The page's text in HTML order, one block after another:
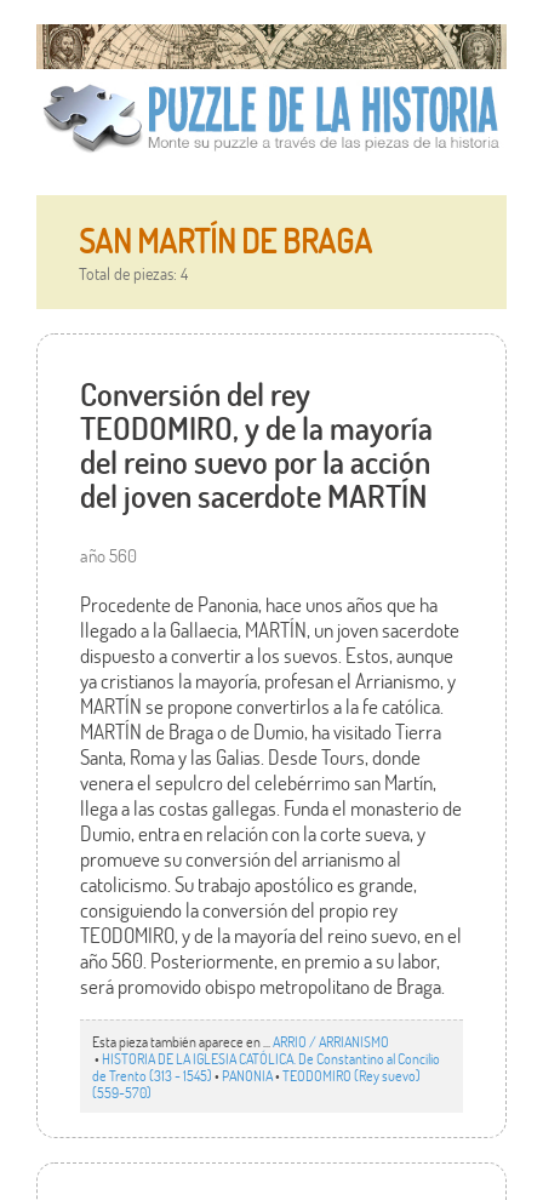
SAN MARTÍN DE BRAGA
Total de piezas: 4
Conversión del rey
TEODOMIRO, y de la mayoría
del reino suevo por la acción
del joven sacerdote MARTÍN
año 560
Procedente de Panonia, hace unos años que ha
llegado a la Gallaecia, MARTÍN, un joven sacerdote
dispuesto a convertir a los suevos. Estos, aunque
ya cristianos la mayoría, profesan el Arrianismo, y
MARTÍN se propone convertirlos a la fe católica.
MARTÍN de Braga o de Dumio, ha visitado Tierra
Santa, Roma y las Galias. Desde Tours, donde
venera el sepulcro del celebérrimo san Martín,
llega a las costas gallegas. Funda el monasterio de
Dumio, entra en relación con la corte sueva, y
promueve su conversión del arrianismo al
catolicismo. Su trabajo apostólico es grande,
consiguiendo la conversión del propio rey
TEODOMIRO, y de la mayoría del reino suevo, en el
año 560. Posteriormente, en premio a su labor,
será promovido obispo metropolitano de Braga.
Esta pieza también aparece en ... ARRIO / ARRIANISMO
• HISTORIA DE LA IGLESIA CATÓLICA. De Constantino al Concilio
de Trento (313 - 1545)• PANONIA•TEODOMIRO (Rey suevo)
(559-570)